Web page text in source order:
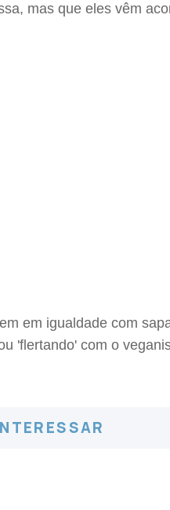
mas que eles vêm
em igualdade com
'flertando' com o